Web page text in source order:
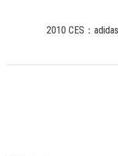
2010 CES：